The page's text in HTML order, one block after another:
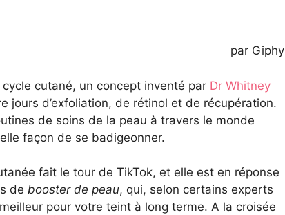
par Giphy
cutané, un concept inventé par Dr Whitney
jours d’exfoliation, de rétinol et de récupération.
de soins de la peau à travers le monde
façon de se badigeonner.
fait le tour de TikTok, et elle est en réponse
de booster de peau, qui, selon certains experts
pour votre teint à long terme. A la croisée